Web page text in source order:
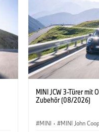
MINI JCW 3-Türer mit
Zubehör (08/2026)
MINI · MINI John